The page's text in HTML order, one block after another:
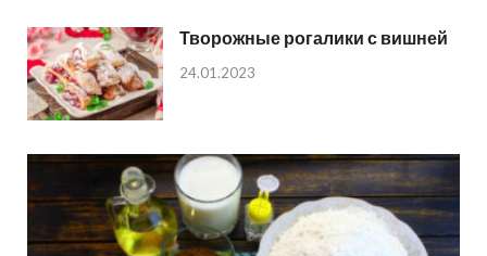
Творожные рогалики с вишней
24.01.2023